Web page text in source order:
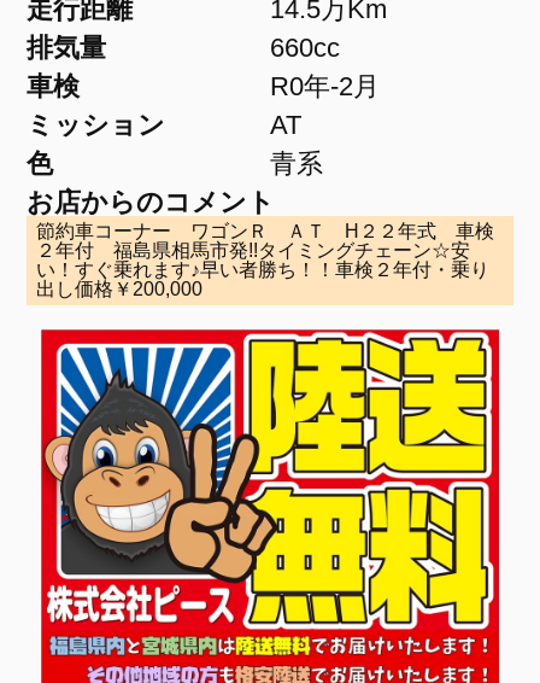
走行距離
14.5万Km
排気量
660cc
車検
R0年-2月
ミッション
AT
色
青系
お店からのコメント
節約車コーナー ワゴンＲ ＡＴ H２２年式 車検
２年付 福島県相馬市発!!タイミングチェーン☆安
い！すぐ乗れます♪早い者勝ち！！車検２年付・乗り
出し価格￥200,000